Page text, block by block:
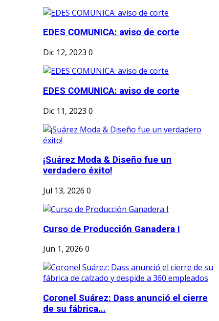
EDES COMUNICA: aviso de corte
Dic 12, 2023 0
EDES COMUNICA: aviso de corte
Dic 11, 2023 0
¡Suárez Moda & Diseño fue un
verdadero éxito!
Jul 13, 2026 0
Curso de Producción Ganadera I
Jun 1, 2026 0
Coronel Suárez: Dass anunció el cierre
de su fábrica...